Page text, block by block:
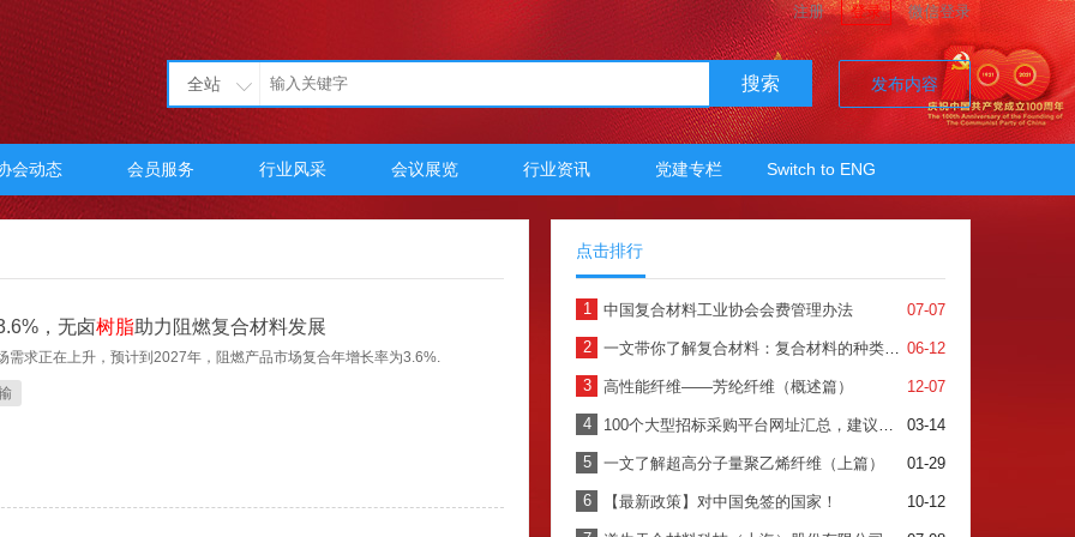
注册 登录 微信登录
全站 搜索 发布内容
会动态 会员服务 行业风采 会议展览 行业资讯 党建专栏 Switch to ENG
，无卤树脂助力阻燃复合材料发展
需求正在上升，预计到2027年，阻燃产品市场复合年增长率为3.6%.
点击排行
1 07-07
中国复合材料工业协会会费管理办法
2 06-12
一文带你了解复合材料：复合材料的种类、加工及应用
3 12-07
高性能纤维——芳纶纤维（概述篇）
4 03-14
100个大型招标采购平台网址汇总，建议收藏！（上）
5 01-29
一文了解超高分子量聚乙烯纤维（上篇）
6 10-12
【最新政策】对中国免签的国家！